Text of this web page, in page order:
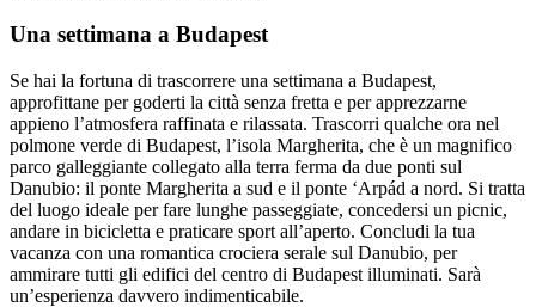
Una settimana a Budapest
Se hai la fortuna di trascorrere una settimana a Budapest,
approfittane per goderti la città senza fretta e per apprezzarne
appieno l’atmosfera raffinata e rilassata. Trascorri qualche ora nel
polmone verde di Budapest, l’isola Margherita, che è un magnifico
parco galleggiante collegato alla terra ferma da due ponti sul
Danubio: il ponte Margherita a sud e il ponte ‘Arpád a nord. Si tratta
del luogo ideale per fare lunghe passeggiate, concedersi un picnic,
andare in bicicletta e praticare sport all’aperto. Concludi la tua
vacanza con una romantica crociera serale sul Danubio, per
ammirare tutti gli edifici del centro di Budapest illuminati. Sarà
un’esperienza davvero indimenticabile.